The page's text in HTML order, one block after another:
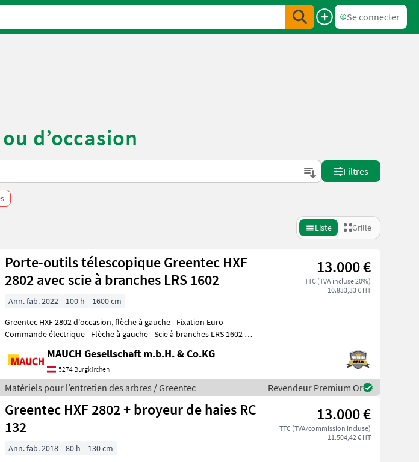
Se connecter
d’occasion
Filtres
Liste Grille
Porte-outils télescopique Greentec HXF
2802 avec scie à branches LRS 1602
13.000 €
TTC (TVA incluse 20%)
10.833,33 € HT
Ann. fab. 2022 100 h
1600 cm
Greentec HXF 2802 d'occasion, flèche à gauche - Fixation Euro -
Commande électrique - Flèche à gauche - Scie à branches LRS 1602 40
MAUCH Gesellschaft m.b.H. & Co.KG
5274 Burgkirchen
Matériels pour l’entretien des arbres / Greentec Revendeur Premium Or
Greentec HXF 2802 + broyeur de haies RC
132
13.000 €
TTC (TVA/commission incluse)
11.504,42 € HT
Ann. fab. 2018 80 h
130 cm